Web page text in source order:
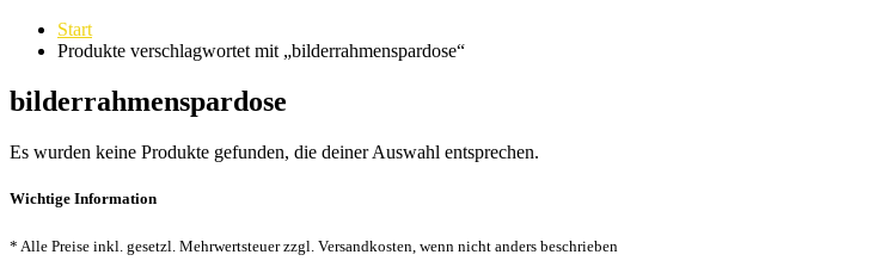
Start
Produkte verschlagwortet mit „bilderrahmenspardose“
bilderrahmenspardose
Es wurden keine Produkte gefunden, die deiner Auswahl entsprechen.
Wichtige Information
* Alle Preise inkl. gesetzl. Mehrwertsteuer zzgl. Versandkosten, wenn nicht anders beschrieben